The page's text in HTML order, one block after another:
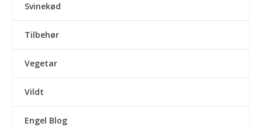
Svinekød
Tilbehør
Vegetar
Vildt
Engel Blog